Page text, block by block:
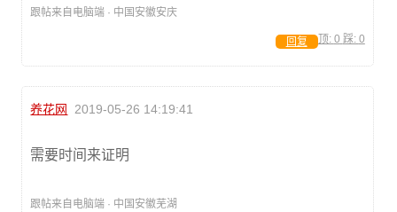
跟帖来自电脑端 · 中国安徽安庆
顶: 0 踩: 0
回复
养花网 2019-05-26 14:19:41
需要时间来证明
跟帖来自电脑端 · 中国安徽芜湖